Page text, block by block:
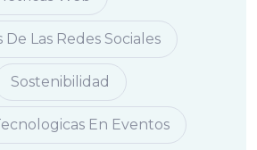
Las Redes Sociales
Sostenibilidad
En Eventos